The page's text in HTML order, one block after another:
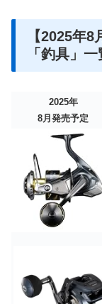
【2025年
「釣具」
2025年
8月発売予定